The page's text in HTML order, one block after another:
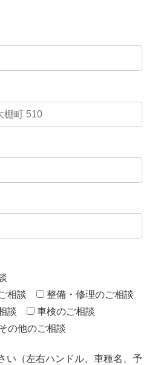
相談
整備・修理のご相談
談
車検のご相談
の他のご相談
い（左右ハンドル、車種名、予